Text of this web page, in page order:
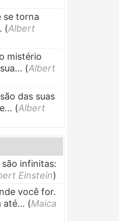
se torna
(Albert
mistério
(Albert
das suas
(Albert
são infinitas:
Einstein)
você for.
até... (Maica